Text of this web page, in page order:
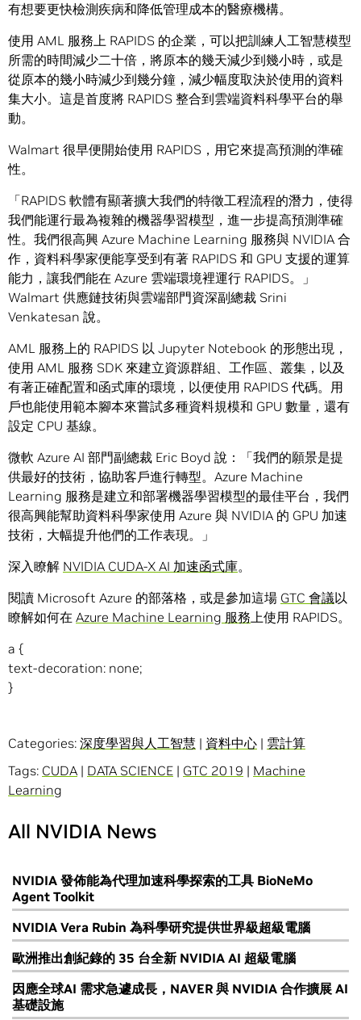
有想要更快檢測疾病和降低管理成本的醫療機構。
使用 AML 服務上 RAPIDS 的企業，可以把訓練人工智慧模型
所需的時間減少二十倍，將原本的幾天減少到幾小時，或是
從原本的幾小時減少到幾分鐘，減少幅度取決於使用的資料
集大小。這是首度將 RAPIDS 整合到雲端資料科學平台的舉
動。
Walmart 很早便開始使用 RAPIDS，用它來提高預測的準確
性。
「RAPIDS 軟體有顯著擴大我們的特徵工程流程的潛力，使得
我們能運行最為複雜的機器學習模型，進一步提高預測準確
性。我們很高興 Azure Machine Learning 服務與 NVIDIA 合
作，資料科學家便能享受到有著 RAPIDS 和 GPU 支援的運算
能力，讓我們能在 Azure 雲端環境裡運行 RAPIDS。」
Walmart 供應鏈技術與雲端部門資深副總裁 Srini
Venkatesan 說。
AML 服務上的 RAPIDS 以 Jupyter Notebook 的形態出現，
使用 AML 服務 SDK 來建立資源群組、工作區、叢集，以及
有著正確配置和函式庫的環境，以便使用 RAPIDS 代碼。用
戶也能使用範本腳本來嘗試多種資料規模和 GPU 數量，還有
設定 CPU 基線。
微軟 Azure AI 部門副總裁 Eric Boyd 說：「我們的願景是提
供最好的技術，協助客戶進行轉型。Azure Machine
Learning 服務是建立和部署機器學習模型的最佳平台，我們
很高興能幫助資料科學家使用 Azure 與 NVIDIA 的 GPU 加速
技術，大幅提升他們的工作表現。」
深入瞭解 NVIDIA CUDA-X AI 加速函式庫。
閱讀 Microsoft Azure 的部落格，或是參加這場 GTC 會議以
瞭解如何在 Azure Machine Learning 服務上使用 RAPIDS。
a {
text-decoration: none;
}
Categories: 深度學習與人工智慧 | 資料中心 | 雲計算
Tags: CUDA | DATA SCIENCE | GTC 2019 | Machine
Learning
All NVIDIA News
NVIDIA 發佈能為代理加速科學探索的工具 BioNeMo
Agent Toolkit
NVIDIA Vera Rubin 為科學研究提供世界級超級電腦
歐洲推出創紀錄的 35 台全新 NVIDIA AI 超級電腦
因應全球AI 需求急遽成長，NAVER 與 NVIDIA 合作擴展 AI
基礎設施